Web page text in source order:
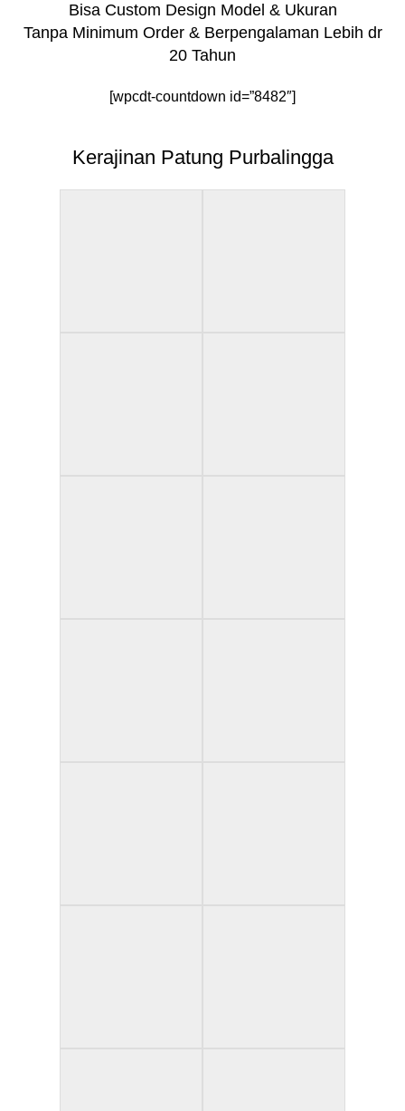
Bisa Custom Design Model & Ukuran
Tanpa Minimum Order & Berpengalaman Lebih dr
20 Tahun
[wpcdt-countdown id=”8482″]
Kerajinan Patung Purbalingga